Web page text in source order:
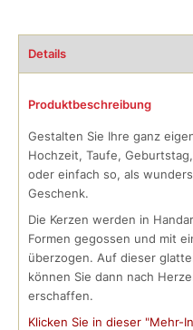
Details
Produktbeschreibung
Gestalten Sie Ihre ganz
Hochzeit, Taufe,
oder einfach so, als
Geschenk.
Die Kerzen werden in
Formen gegossen und mit
überzogen. Auf dieser
können Sie dann nach
erschaffen.
Klicken Sie in dieser "Mehr-